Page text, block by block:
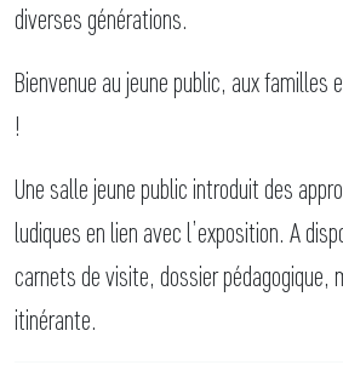
diverses générations.
Bienvenue au jeune public, aux familles
!
Une salle jeune public introduit des
ludiques en lien avec l’exposition. A
carnets de visite, dossier pédagogique,
itinérante.